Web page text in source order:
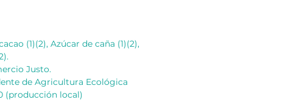
(1)(2), Azúcar de caña (1)(2),
Justo.
de Agricultura Ecológica
(producción local)